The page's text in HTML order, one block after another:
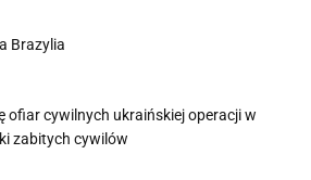
Brazylia
ofiar cywilnych ukraińskiej operacji w
zabitych cywilów